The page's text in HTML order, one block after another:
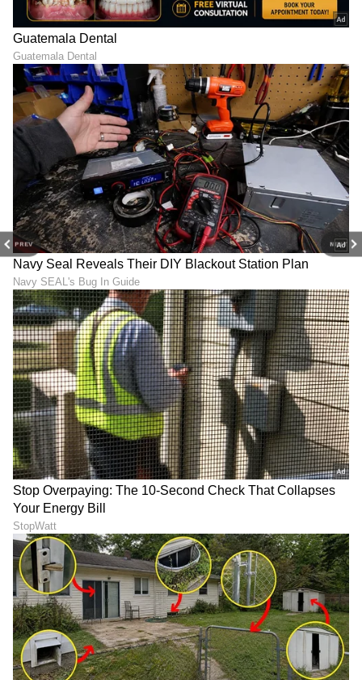
PREV NEXT
6
7
Image Credit :Instagram
ಪ್ಲಾಸ್ಟಿಕ್ ಸರ್ಜರಿ ಮೊರೆ
ಅವರು ಹೇಳಿದ ಪ್ರಕಾರ, ನಟಿಯರು ಪ್ಲಾಸ್ಟಿಕ್ ಸರ್ಜರಿ
ಮಾಡಿಸಿಕೊಳ್ಳುತ್ತಾರೆ. ಇದರಿಂದ ಅವರ ಸೊಂಟದ ಸುತ್ತಲೂ
ಕೊಬ್ಬ ಶೇಖರಣೆ ಆಗದಂತೆ ತಡೆಯುತ್ತದೆ. (ಕೆಲವು ಬಾರಿ ಇದು
ತುಂಬಾ ಅಪಾಯಕಾರಿಯೂ ಹೌದು). ಬಳಿಕ ಅದನ್ನು
ಹಾಗೆಯೇ ಮೆಂಟೇನ್​ ಮಾಡುವುದು ಕೂಡ ಚಾಲೆಂಜ್​ ಆಗಿದೆ.
ಆಗ ಯೋಗ, ವರ್ಕ್​ಔಟ್​ ಎಲ್ಲವೂ ಆಗಬೇಕು. ಆದರೆ
ನೈಸರ್ಗಿಕವಾಗಿ ಇವರದ್ದು ಈ ರೀತಿಯ ಸೊಂಟ ಎಂದರೆ ಅದು
ತಪ್ಪು ಎಂದಿದ್ದಾರೆ.
7
7